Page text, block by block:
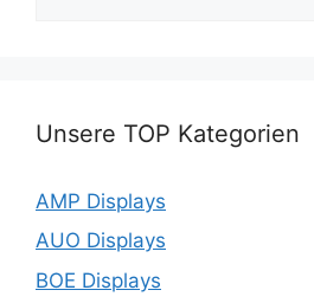
Unsere TOP Kategorien
AMP Displays
AUO Displays
BOE Displays